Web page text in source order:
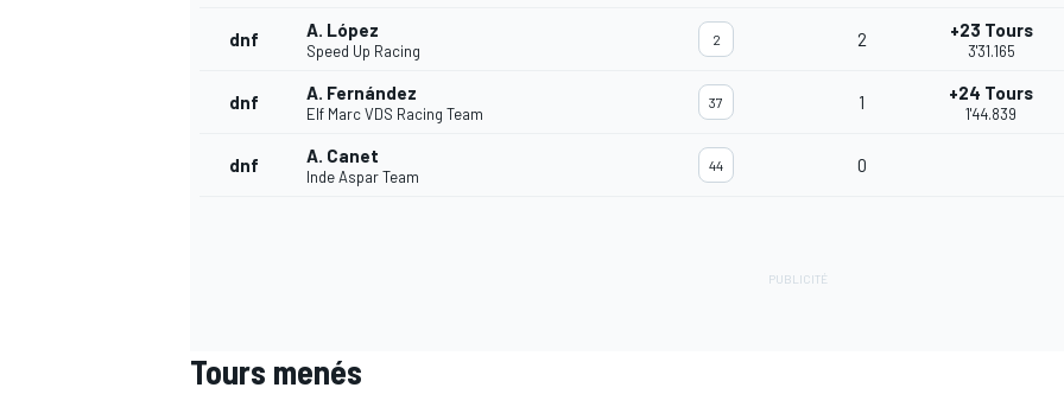
dnf A. López
Speed Up Racing
2 2 +23 Tours
3'31.165
dnf A. Fernández
Elf Marc VDS Racing Team
37 1 +24 Tours
1'44.839
dnf A. Canet
Inde Aspar Team
44 0
Tours menés